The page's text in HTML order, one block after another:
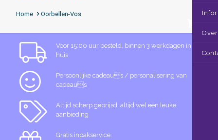
Home Oorbellen-Vos
Voor 15:00 uur besteld, binnen 3 werkdagen in
huis
Persoonlijke cadeaus / personalisering van
cadeaus
Altijd scherp geprijsd, altijd wel een leuke
aanbieding
Gratis inpakservice.